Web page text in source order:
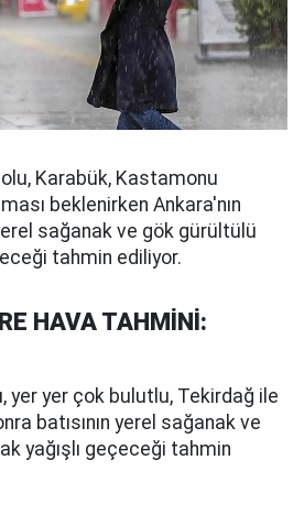
Karabük, Kastamonu
beklenirken Ankara'nın
sağanak ve gök gürültülü
tahmin ediliyor.
HAVA TAHMİNİ:
yer yer çok bulutlu, Tekirdağ ile
batısının yerel sağanak ve
yağışlı geçeceği tahmin